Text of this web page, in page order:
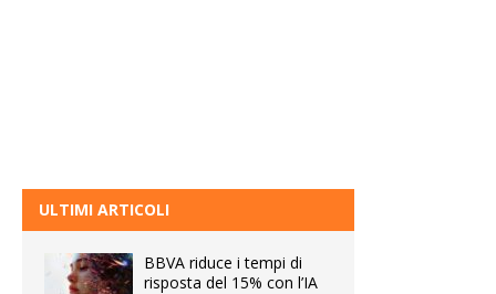
ULTIMI ARTICOLI
BBVA riduce i tempi di
risposta del 15% con l’IA